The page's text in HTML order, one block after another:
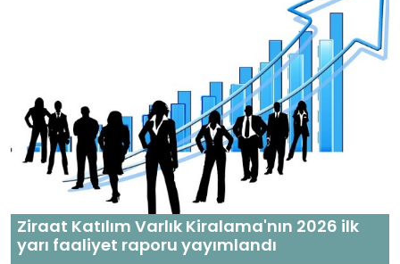
Ziraat Katılım Varlık Kiralama'nın 2026 ilk
yarı faaliyet raporu yayımlandı